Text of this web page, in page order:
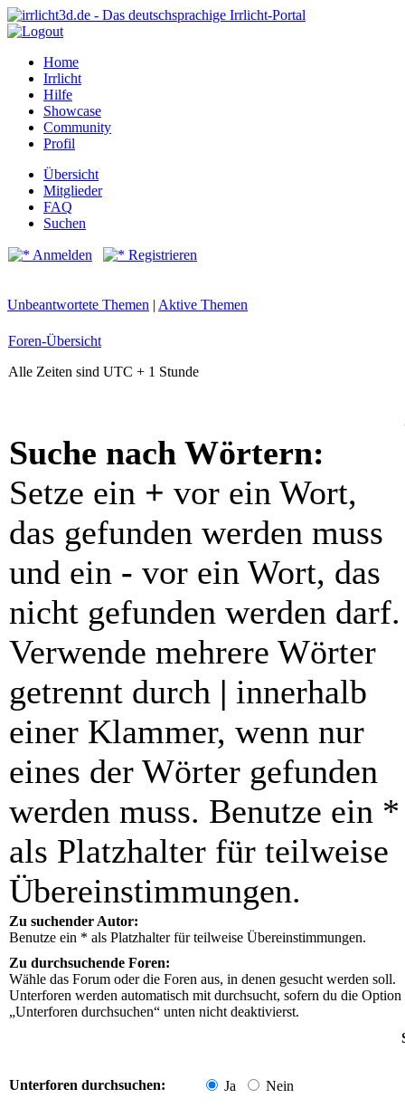
Home
Irrlicht
Hilfe
Showcase
Community
Profil
Übersicht
Mitglieder
FAQ
Suchen
Anmelden Registrieren
Unbeantwortete Themen | Aktive Themen
Foren-Übersicht
Alle Zeiten sind UTC + 1 Stunde
Suche nach Wörtern:
Setze ein + vor ein Wort,
das gefunden werden muss
und ein - vor ein Wort, das
nicht gefunden werden darf.
Verwende mehrere Wörter
getrennt durch | innerhalb
einer Klammer, wenn nur
eines der Wörter gefunden
werden muss. Benutze ein *
als Platzhalter für teilweise
Übereinstimmungen.
Zu suchender Autor:
Benutze ein * als Platzhalter für teilweise Übereinstimmungen.
Zu durchsuchende Foren:
Wähle das Forum oder die Foren aus, in denen gesucht werden soll.
Unterforen werden automatisch mit durchsucht, sofern du die Option
„Unterforen durchsuchen“ unten nicht deaktivierst.
Unterforen durchsuchen: Ja Nein